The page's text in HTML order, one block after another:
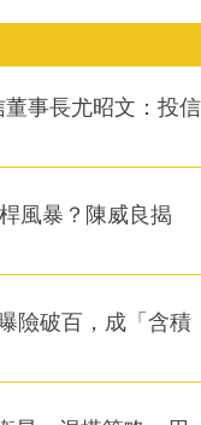
事長尤昭文：投信
風暴？陳威良揭
險破百，成「含積